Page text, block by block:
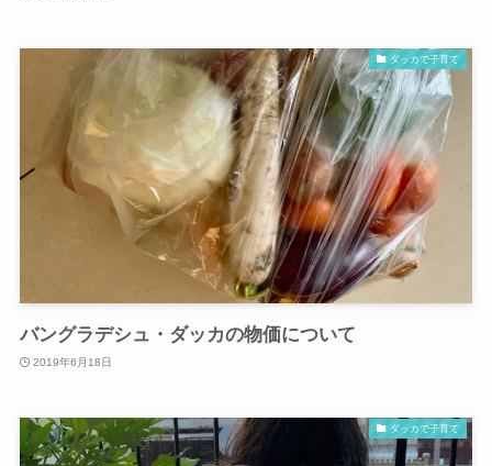
ダッカで子育て
バングラデシュ・ダッカの物価について
2019年6月18日
ダッカで子育て